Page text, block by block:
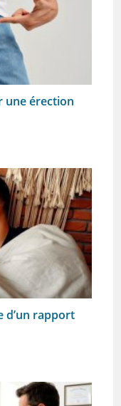
une érection
d’un rapport